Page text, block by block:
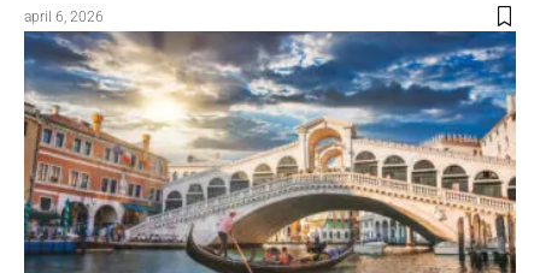
april 6, 2026